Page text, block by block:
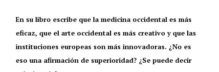
En su libro escribe que la medicina occidental es más
eficaz, que el arte occidental es más creativo y que las
instituciones europeas son más innovadoras. ¿No es
eso una afirmación de superioridad? ¿Se puede decir